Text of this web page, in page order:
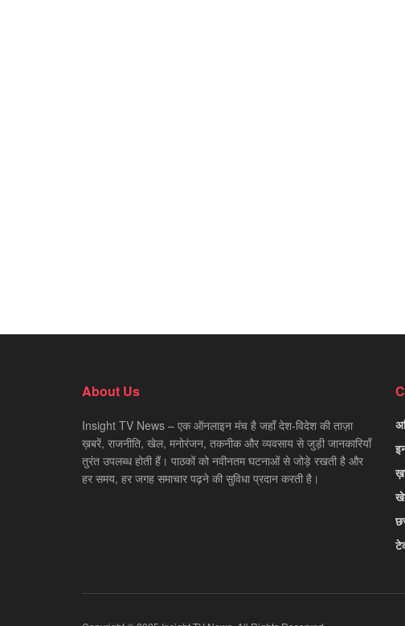
About Us
Insight TV News – एक ऑनलाइन मंच है जहाँ देश-विदेश की ताज़ा
ख़बरें, राजनीति, खेल, मनोरंजन, तकनीक और व्यवसाय से जुड़ी जानकारियाँ
तुरंत उपलब्ध होती हैं। पाठकों को नवीनतम घटनाओं से जोड़े रखती है और
हर समय, हर जगह समाचार पढ़ने की सुविधा प्रदान करती है।